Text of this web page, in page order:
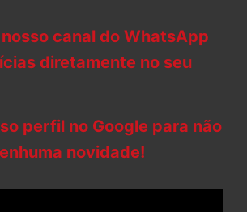
canal do WhatsApp
diretamente no seu
perfil no Google para não
novidade!